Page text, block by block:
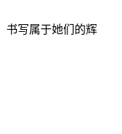
书写属于她们的辉